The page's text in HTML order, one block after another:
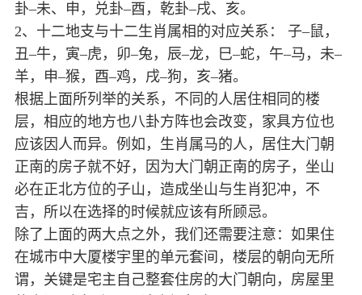
卦–未、申，兑卦–酉，乾卦–戌、亥。
2、十二地支与十二生肖属相的对应关系： 子–鼠，
丑–牛，寅–虎，卯–兔，辰–龙，巳–蛇，午–马，未–
羊，申–猴，酉–鸡，戌–狗，亥–猪。
根据上面所列举的关系，不同的人居住相同的楼
层，相应的地方也八卦方阵也会改变，家具方位也
应该因人而异。例如，生肖属马的人，居住大门朝
正南的房子就不好，因为大门朝正南的房子，坐山
必在正北方位的子山，造成坐山与生肖犯冲，不
吉，所以在选择的时候就应该有所顾忌。
除了上面的两大点之外，我们还需要注意：如果住
在城市中大厦楼宇里的单元套间，楼层的朝向无所
谓，关键是宅主自己整套住房的大门朝向，房屋里